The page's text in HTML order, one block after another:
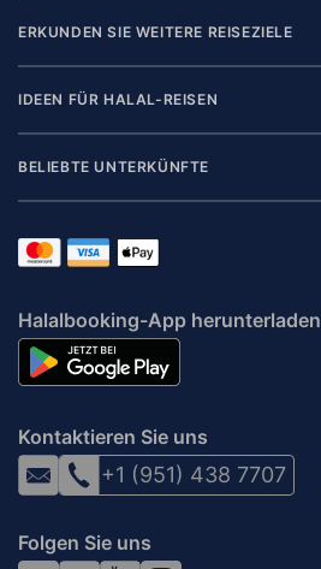
ERKUNDEN SIE WEITERE REISEZIELE
IDEEN FÜR HALAL-REISEN
BELIEBTE UNTERKÜNFTE
Halalbooking-App herunterladen
Kontaktieren Sie uns
+1 (951) 438 7707
Folgen Sie uns